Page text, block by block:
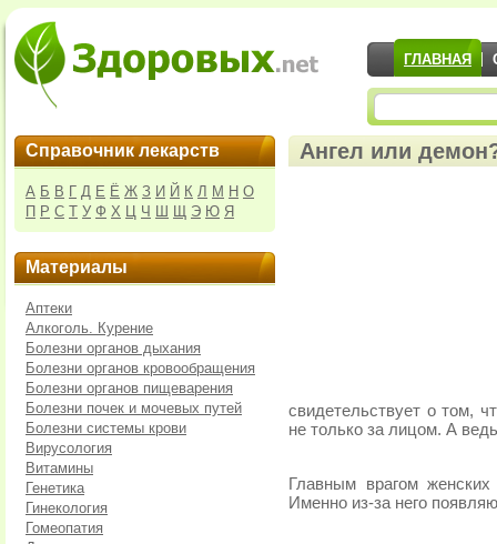
ГЛАВНАЯ
Справочник лекарств
А Б В Г Д Е Ё Ж З И Й К Л М Н О
П Р С Т У Ф Х Ц Ч Ш Щ Э Ю Я
Материалы
Аптеки
Алкоголь. Курение
Болезни органов дыхания
Болезни органов кровообращения
Болезни органов пищеварения
Болезни почек и мочевых путей
Болезни системы крови
Вирусология
Витамины
Генетика
Гинекология
Гомеопатия
Ангел или
свидетельствует о том,
не только за лицом. А
Главным врагом
Именно из-за него